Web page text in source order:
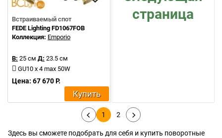
Встраиваемый спот
FEDE Lighting FD1067FOB
Коллекция: Emporio
В: 25 см Д: 23.5 см
GU10 x 4 max 50W
Цена: 67 670 Р.
Купить
страница
1 2
Здесь вы сможете подобрать для себя и купить поворотные